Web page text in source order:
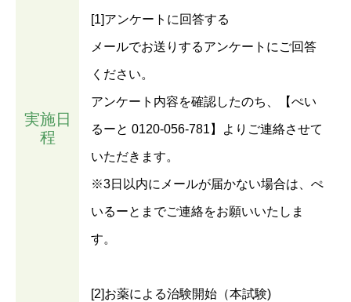
実施日
程
[1]アンケートに回答する
メールでお送りするアンケートにご回答
ください。
アンケート内容を確認したのち、【ぺい
るーと 0120-056-781】よりご連絡させて
いただきます。
※3日以内にメールが届かない場合は、ぺ
いるーとまでご連絡をお願いいたしま
す。
[2]お薬による治験開始（本試験)